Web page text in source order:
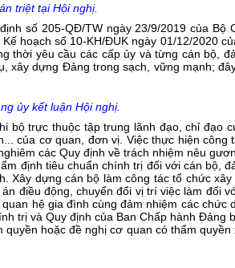
triệt tại Hội nghị.
số 205-QĐ/TW ngày 23/9/2019 của Bộ
hoạch số 10-KH/ĐUK ngày 01/12/2020
thời yêu cầu các cấp ủy và từng cán bộ,
xây dựng Đảng trong sạch, vững mạnh;
ủy kết luận Hội nghị.
trực thuộc tập trung lãnh đạo, chỉ đạo
của cơ quan, đơn vị. Việc thực hiện công
các Quy định về trách nhiệm nêu
định tiêu chuẩn chính trị đối với cán bộ,
Xây dựng cán bộ làm công tác tổ chức
điều động, chuyển đổi vị trí việc làm đối
hệ gia đình cùng đảm nhiệm các chức
trị và Quy định của Ban Chấp hành Đảng
hoặc đề nghị cơ quan có thẩm